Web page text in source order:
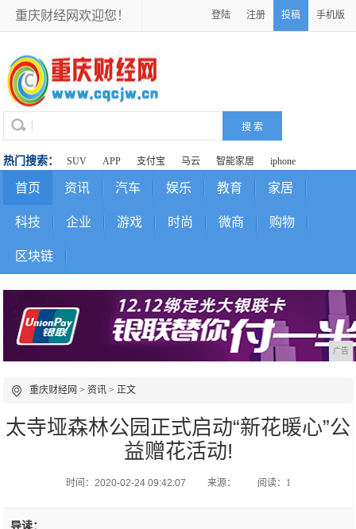
重庆财经网欢迎您！ 登陆 注册 投稿 手机版
热门搜索： SUV APP 支付宝 马云 智能家居 iphone
首页 资讯 汽车 娱乐 教育 家居
科技 企业 游戏 时尚 微商 购物
区块链
广告
重庆财经网 >资讯 > 正文
太寺垭森林公园正式启动“新花暖心”公
益赠花活动!
时间：2020-02-24 09:42:07 来源： 阅读：1
导读：